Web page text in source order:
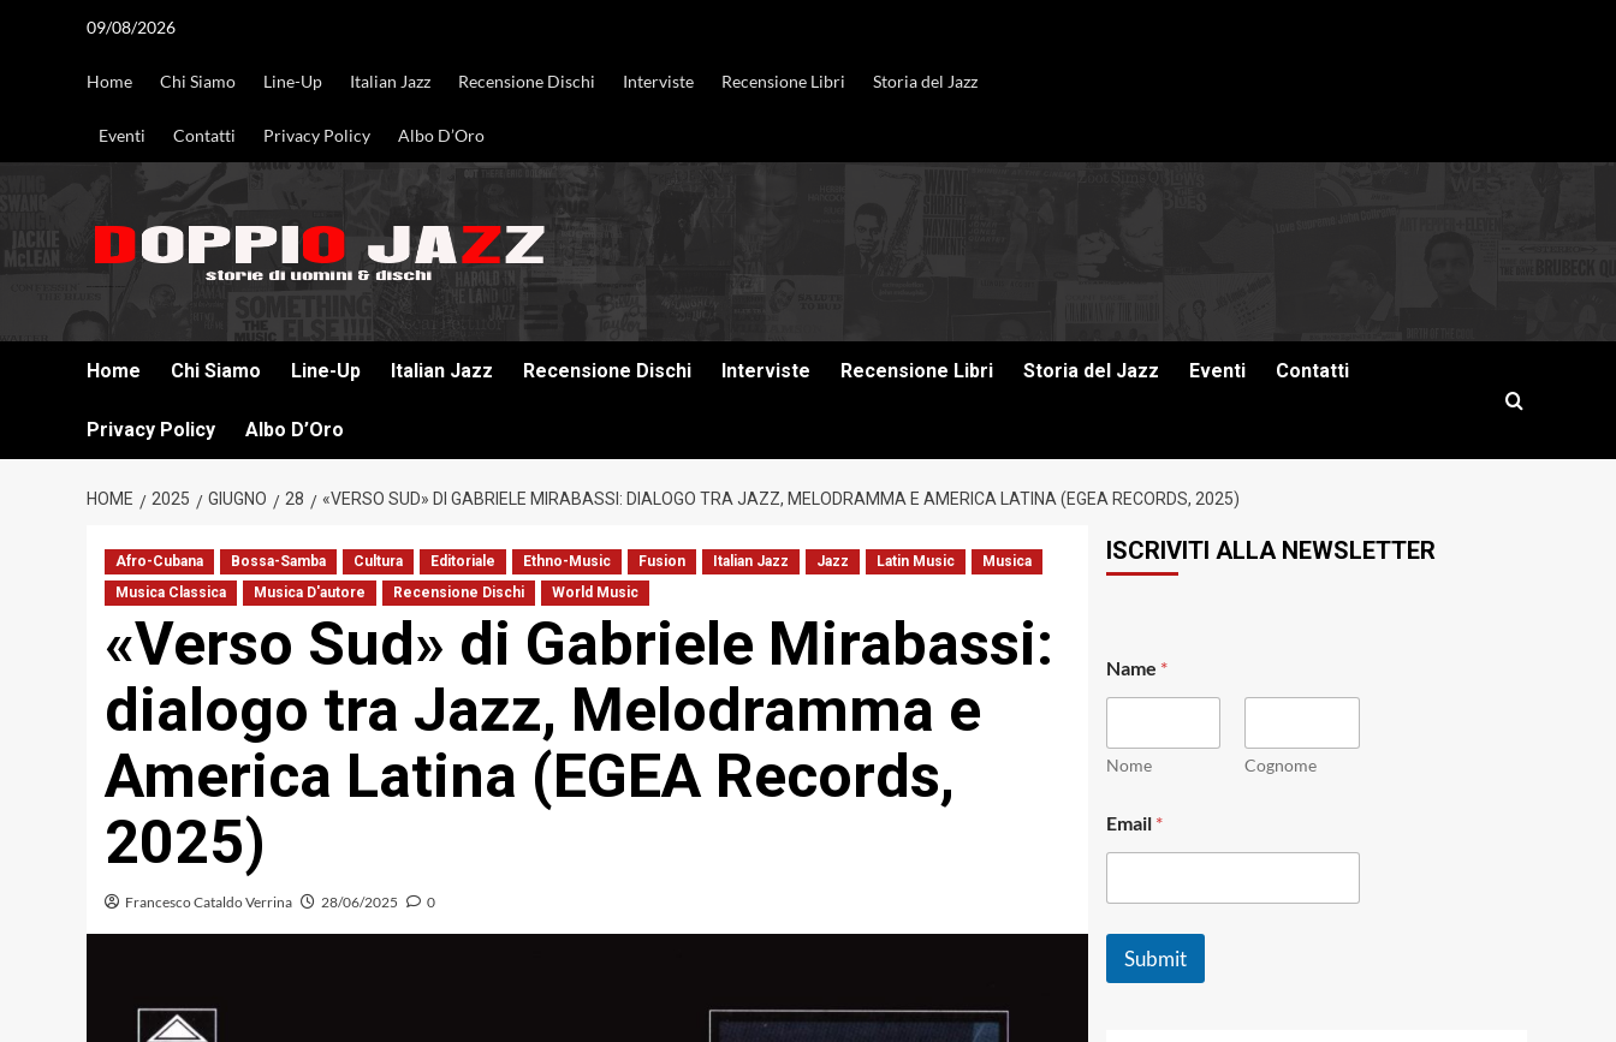
09/08/2026
Home Chi Siamo Line-Up Italian Jazz Recensione Dischi Interviste Recensione Libri Storia del Jazz
Eventi Contatti Privacy Policy Albo D’Oro
Home Chi Siamo Line-Up Italian Jazz Recensione Dischi Interviste Recensione Libri Storia del Jazz Eventi Contatti
Privacy Policy Albo D’Oro
HOME 2025 GIUGNO 28 «VERSO SUD» DI GABRIELE MIRABASSI: DIALOGO TRA JAZZ, MELODRAMMA E AMERICA LATINA (EGEA RECORDS, 2025)
Afro-Cubana Bossa-Samba Cultura Editoriale Ethno-Music Fusion Italian Jazz Jazz Latin Music
Musica
Musica Classica
Musica D'autore Recensione Dischi World Music
«Verso Sud» di Gabriele Mirabassi:
dialogo tra Jazz, Melodramma e
America Latina (EGEA Records,
2025)
Francesco Cataldo Verrina 28/06/2025 0
ISCRIVITI ALLA NEWSLETTER
m
a
l
*
m
e
Name *
Nome Cognome
Email *
Submit